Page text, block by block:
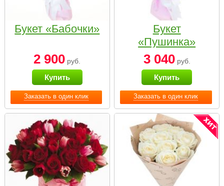
Заказать в один клик
Букет «Бабочки»
2 900 руб.
Купить
Заказать в один клик
Букет
«Пушинка»
3 040руб.
Купить